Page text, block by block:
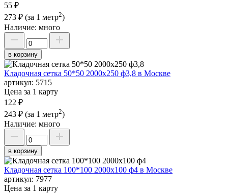
55 ₽
273 ₽ (за 1 метр2)
Наличие: много
в корзину
Кладочная сетка 50*50 2000х250 ф3,8 в Москве
артикул: 5715
Цена за 1 карту
122 ₽
243 ₽ (за 1 метр2)
Наличие: много
в корзину
Кладочная сетка 100*100 2000х100 ф4 в Москве
артикул: 7977
Цена за 1 карту